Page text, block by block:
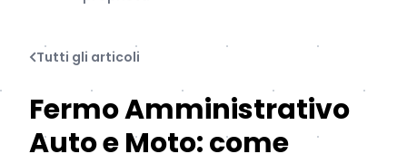
Tutti gli articoli
Fermo Amministrativo
Auto e Moto: come